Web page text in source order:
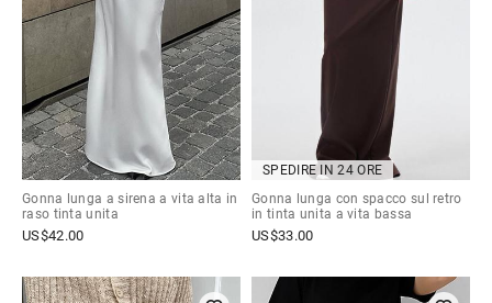
Gonna lunga a sirena a vita alta in
raso tinta unita
US$42.00
SPEDIRE IN 24 ORE
Gonna lunga con spacco sul retro
in tinta unita a vita bassa
US$33.00